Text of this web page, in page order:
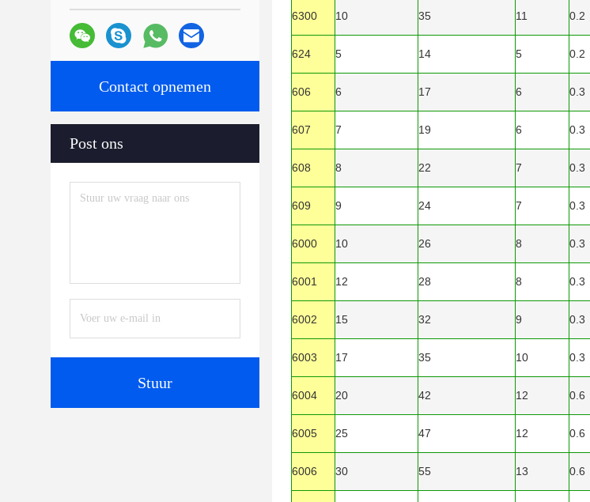
Contact opnemen
Post ons
Stuur
6300 10 35 11 0.2
624 5 14 5 0.2
606 6 17 6 0.3
607 7 19 6 0.3
608 8 22 7 0.3
609 9 24 7 0.3
6000 10 26 8 0.3
6001 12 28 8 0.3
6002 15 32 9 0.3
6003 17 35 10 0.3
6004 20 42 12 0.6
6005 25 47 12 0.6
6006 30 55 13 0.6